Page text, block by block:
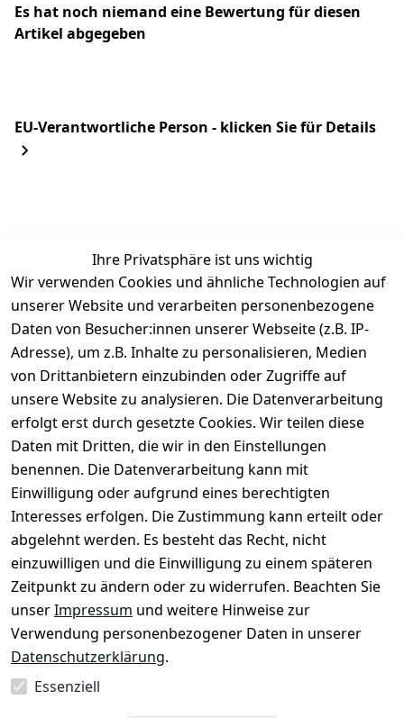
Es hat noch niemand eine Bewertung für diesen
Artikel abgegeben
EU-Verantwortliche Person - klicken Sie für Details
Ihre Privatsphäre ist uns wichtig
Wir verwenden Cookies und ähnliche Technologien auf
unserer Website und verarbeiten personenbezogene
Daten von Besucher:innen unserer Webseite (z.B. IP-
Adresse), um z.B. Inhalte zu personalisieren, Medien
von Drittanbietern einzubinden oder Zugriffe auf
unsere Website zu analysieren. Die Datenverarbeitung
erfolgt erst durch gesetzte Cookies. Wir teilen diese
Daten mit Dritten, die wir in den Einstellungen
benennen. Die Datenverarbeitung kann mit
Einwilligung oder aufgrund eines berechtigten
Interesses erfolgen. Die Zustimmung kann erteilt oder
abgelehnt werden. Es besteht das Recht, nicht
einzuwilligen und die Einwilligung zu einem späteren
Zeitpunkt zu ändern oder zu widerrufen. Beachten Sie
unserImpressum und weitere Hinweise zur
Verwendung personenbezogener Daten in unserer
Datenschutzerklärung.
Essenziell
Rechtliches
Impressum
AGB
Datenschutze
rklärung
Widerrufsbe
lehrung
Muster-
Widerrufsfo
rmular
Barrierefreihe
itserklärung
Kontakt
Kontakt
Registrieren